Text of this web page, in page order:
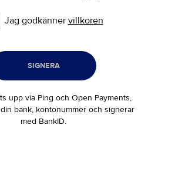
Jag godkänner villkoren
SIGNERA
upp via Ping och Open Payments,
bank, kontonummer och signerar
med BankID.